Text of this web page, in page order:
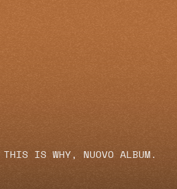
THIS IS WHY, NUOVO ALBUM.